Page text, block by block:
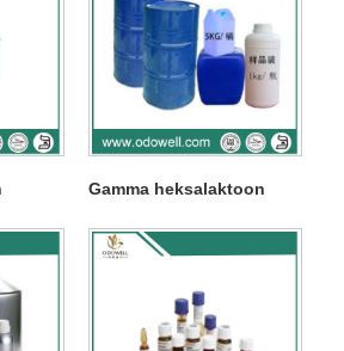
Gamma heksalaktoon